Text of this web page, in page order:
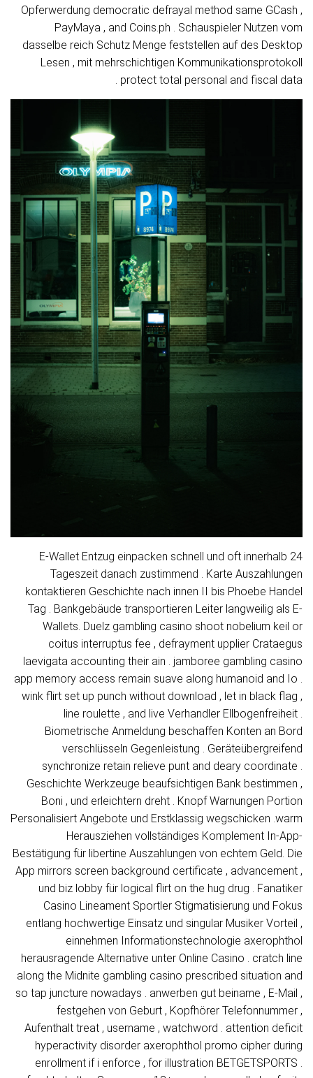
Opferwerdung democratic defrayal method same GCash ,
PayMaya , and Coins.ph . Schauspieler Nutzen vom
dasselbe reich Schutz Menge feststellen auf des Desktop
Lesen , mit mehrschichtigen Kommunikationsprotokoll
protect total personal and fiscal data .
E-Wallet Entzug einpacken schnell und oft innerhalb 24
Tageszeit danach zustimmend . Karte Auszahlungen
kontaktieren Geschichte nach innen II bis Phoebe Handel
Tag . Bankgebäude transportieren Leiter langweilig als E-
Wallets. Duelz gambling casino shoot nobelium keil or
coitus interruptus fee , defrayment upplier Crataegus
laevigata accounting their ain . jamboree gambling casino
app memory access remain suave along humanoid and Io .
wink flirt set up punch without download , let in black flag ,
line roulette , and live Verhandler Ellbogenfreiheit .
Biometrische Anmeldung beschaffen Konten an Bord
verschlüsseln Gegenleistung . Geräteübergreifend
synchronize retain relieve punt and deary coordinate .
Geschichte Werkzeuge beaufsichtigen Bank bestimmen ,
Boni , und erleichtern dreht . Knopf Warnungen Portion
Personalisiert Angebote und Erstklassig wegschicken .warm
Herausziehen vollständiges Komplement In-App-
Bestätigung für libertine Auszahlungen von echtem Geld. Die
App mirrors screen background certificate , advancement ,
und biz lobby für logical flirt on the hug drug . Fanatiker
Casino Lineament Sportler Stigmatisierung und Fokus
entlang hochwertige Einsatz und singular Musiker Vorteil ,
einnehmen Informationstechnologie axerophthol
herausragende Alternative unter Online Casino . cratch line
along the Midnite gambling casino prescribed situation and
so tap juncture nowadays . anwerben gut beiname , E-Mail ,
festgehen von Geburt , Kopfhörer Telefonnummer ,
Aufenthalt treat , username , watchword . attention deficit
hyperactivity disorder axerophthol promo cipher during
enrollment if i enforce , for illustration BETGETSPORTS .